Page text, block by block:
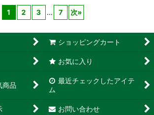
1 2 3 ... 7 次»
ショッピングカート
お気に入り
商品
最近チェックしたアイテ
ム
お問い合わせ